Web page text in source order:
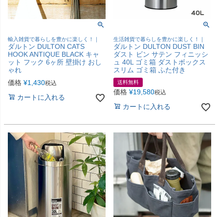
輸入雑貨で暮らしを豊かに楽しく！｜
ダルトン DULTON CATS
HOOK ANTIQUE BLACK キャ
ット フック 6ヶ所 壁掛け おし
ゃれ
価格 ¥1,430税込
カートに入れる
生活雑貨で暮らしを豊かに楽しく！｜
ダルトン DULTON DUST BIN
ダスト ビン サテン フィニッシ
ュ 40L ゴミ箱 ダストボックス
スリム ゴミ箱 ふた付き
送料無料
価格 ¥19,580税込
カートに入れる